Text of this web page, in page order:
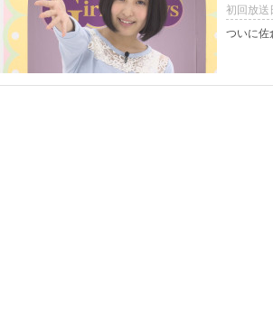
初回放送
ついに佐